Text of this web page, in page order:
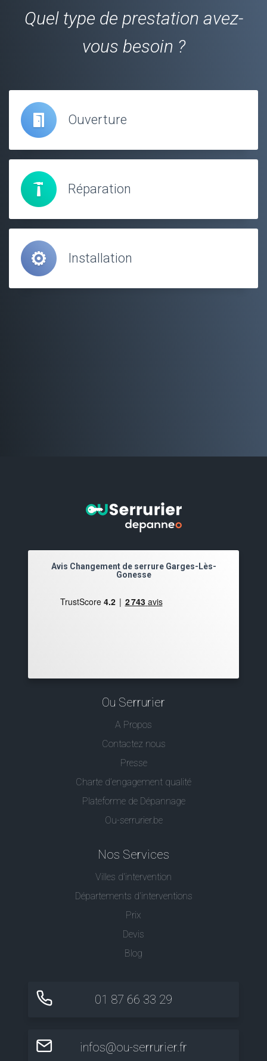
Quel type de prestation avez-
vous besoin ?
Ouverture
Réparation
Installation
Avis Changement de serrure Garges-Lès-
Gonesse
Ou Serrurier
A Propos
Contactez nous
Presse
Charte d’engagement qualité
Plateforme de Dépannage
Ou-serrurier.be
Nos Services
Villes d'intervention
Départements d'interventions
Prix
Devis
Blog
01 87 66 33 29
infos@ou-serrurier.fr